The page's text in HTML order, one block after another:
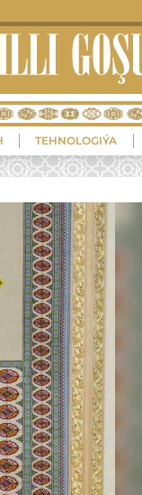
TEHNOLOGIÝA